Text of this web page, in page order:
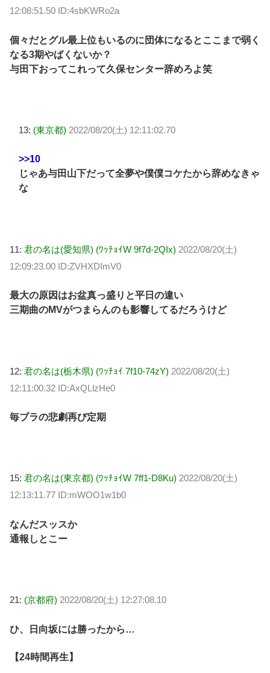
12:08:51.50 ID:4sbKWRo2a
個々だとグル最上位もいるのに団体になるとここまで弱く
なる3期やばくないか？
与田下おってこれって久保センター辞めろよ笑
13: (東京都) 2022/08/20(土) 12:11:02.70
>>10
じゃあ与田山下だって全夢や僕僕コケたから辞めなきゃ
な
11: 君の名は(愛知県) (ﾜｯﾁｮｲW 9f7d-2QIx) 2022/08/20(土)
12:09:23.00 ID:ZVHXDImV0
最大の原因はお盆真っ盛りと平日の違い
三期曲のMVがつまらんのも影響してるだろうけど
12: 君の名は(栃木県) (ﾜｯﾁｮｲ 7f10-74zY) 2022/08/20(土)
12:11:00.32 ID:AxQLlzHe0
毎ブラの悲劇再び定期
15: 君の名は(東京都) (ﾜｯﾁｮｲW 7ff1-D8Ku) 2022/08/20(土)
12:13:11.77 ID:mWOO1w1b0
なんだスッスか
通報しとこー
21: (京都府) 2022/08/20(土) 12:27:08.10
ひ、日向坂には勝ったから…
【24時間再生】